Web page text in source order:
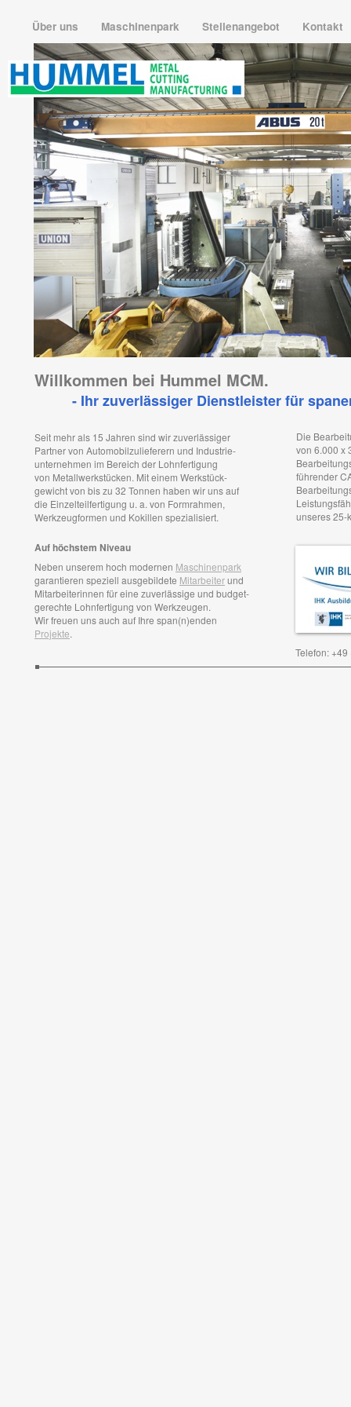
Über uns Maschinenpark Stellenangebot Kontakt
Willkommen bei Hummel MCM.
- Ihr zuverlässiger Dienstleister für
Auf höchstem Niveau
Neben unserem hoch modernen Maschinenpark
garantieren speziell ausgebildete Mitarbeiterund
Mitarbeiterinnen für eine zuverlässige und budget-
gerechte Lohnfertigung von Werkzeugen.
Wir freuen uns auch auf Ihre span(n)enden
Projekte.
Telefon:
Seit mehr als 15 Jahren sind wir zuverlässiger
Partner von Automobilzulieferern und Industrie-
unternehmen im Bereich der Lohnfertigung
von Metallwerkstücken. Mit einem Werkstück-
gewicht von bis zu 32 Tonnen haben wir uns auf
die Einzelteilfertigung u. a. von Formrahmen,
Werkzeugformen und Kokillen spezialisiert.
Die
von 6.000 x
führender
unseres 25-